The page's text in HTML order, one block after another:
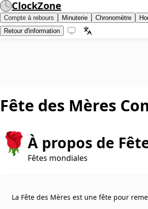
ClockZone
Compte à rebours Minuterie Chronomètre
Retour d'information
Fête des Mères
🌹 À propos de
Fêtes mondiales
La Fête des Mères est une fête pour